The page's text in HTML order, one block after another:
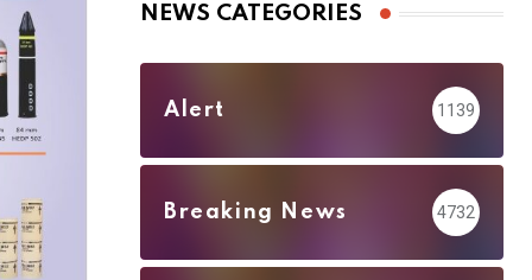
NEWS CATEGORIES
Alert 1139
Breaking News 4732